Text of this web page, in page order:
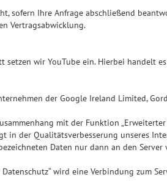
sofern Ihre Anfrage abschließend
Vertragsabwicklung.
wir YouTube ein. Hierbei handelt es
der Google Ireland Limited,
mit der Funktion
in der Qualitätsverbesserung unseres
Daten nur dann an den
wird eine Verbindung zum